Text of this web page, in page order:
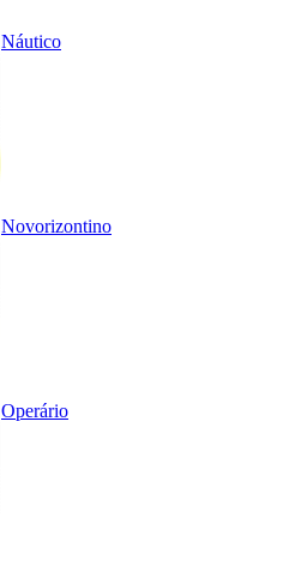
Náutico
Novorizontino
Operário